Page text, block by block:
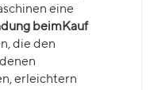
eine
beimKauf
die den
erleichtern